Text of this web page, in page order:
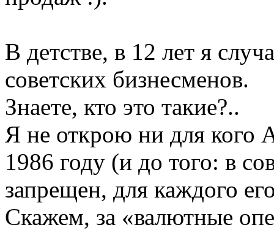
В детстве, в 12 лет я
советских бизнесменов.
Знаете, кто это такие?..
Я не открою ни для кого
1986 году (и до того: в
запрещен, для каждого
Скажем, за «валютные